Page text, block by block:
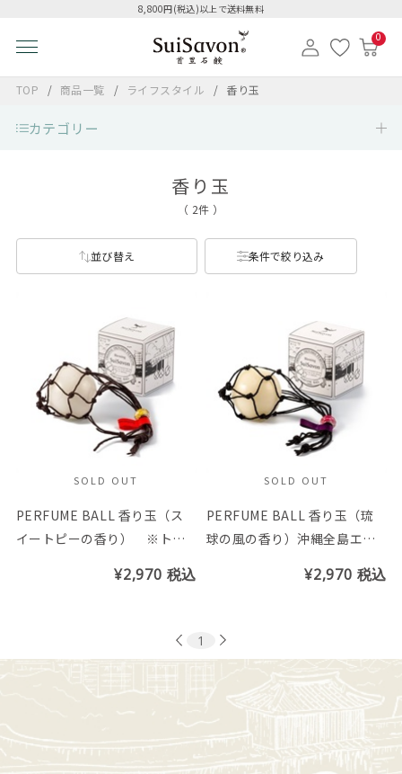
8,800円(税込)以上で送料無料
0
TOP 商品一覧 ライフスタイル 香り玉
カテゴリー
香り玉
（ 2件 ）
並び替え 条件で絞り込み
SOLD OUT
PERFUME BALL 香り玉（ス
イートピーの香り） ※トン
¥2,970 税込
SOLD OUT
PERFUME BALL 香り玉（琉
球の風の香り）沖縄全島エイ
ボ玉の色はお選び頂けません
¥2,970 税込
1